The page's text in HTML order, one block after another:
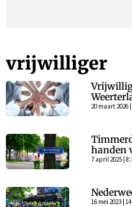
vrijwilliger
20 maart 2026
handen
7 april 2025 |
16 mei 2023 |